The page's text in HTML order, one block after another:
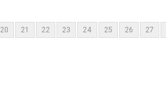
20 21 22 23 24 25 26 27